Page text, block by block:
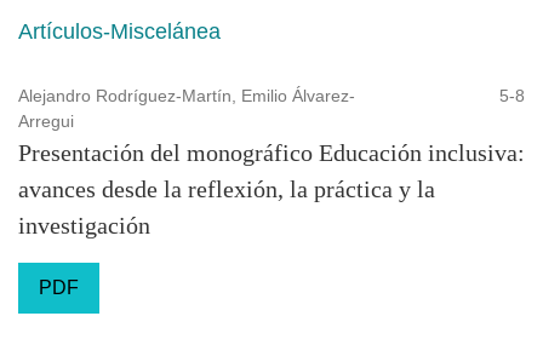
Artículos-Miscelánea
Alejandro Rodríguez-Martín, Emilio Álvarez-
Arregui
5-8
Presentación del monográfico Educación inclusiva:
avances desde la reflexión, la práctica y la
investigación
PDF